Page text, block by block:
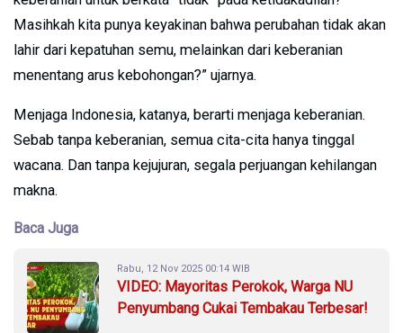
Masihkah kita punya keyakinan bahwa perubahan tidak akan
lahir dari kepatuhan semu, melainkan dari keberanian
menentang arus kebohongan?” ujarnya.
Menjaga Indonesia, katanya, berarti menjaga keberanian.
Sebab tanpa keberanian, semua cita-cita hanya tinggal
wacana. Dan tanpa kejujuran, segala perjuangan kehilangan
makna.
Baca Juga
Rabu, 12 Nov 2025 00:14 WIB
VIDEO: Mayoritas Perokok, Warga NU
Penyumbang Cukai Tembakau Terbesar!